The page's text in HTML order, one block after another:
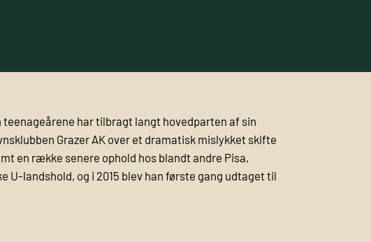
teenageårene har tilbragt langt hovedparten af sin
Grazer AK over et dramatisk mislykket skifte
en række senere ophold hos blandt andre Pisa,
landshold, og i 2015 blev han første gang udtaget til